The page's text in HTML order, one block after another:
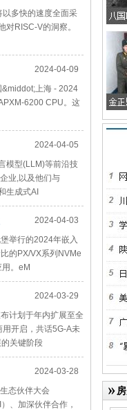
多快的速度全面采
RISC-V的洞察。
2024-04-09
上海 - 2024
6200 CPU。这
2024-04-05
模型(LLM)等前沿技
业,以及他们与
生成式AI
2024-04-03
举行的2024年嵌入
的PX/VX系列NVMe
。eM
2024-03-29
计划于年内扩展至全
开启，共话5G-A未
关键阶段
2024-03-28
态伙伴大会
、加深伙伴合作，